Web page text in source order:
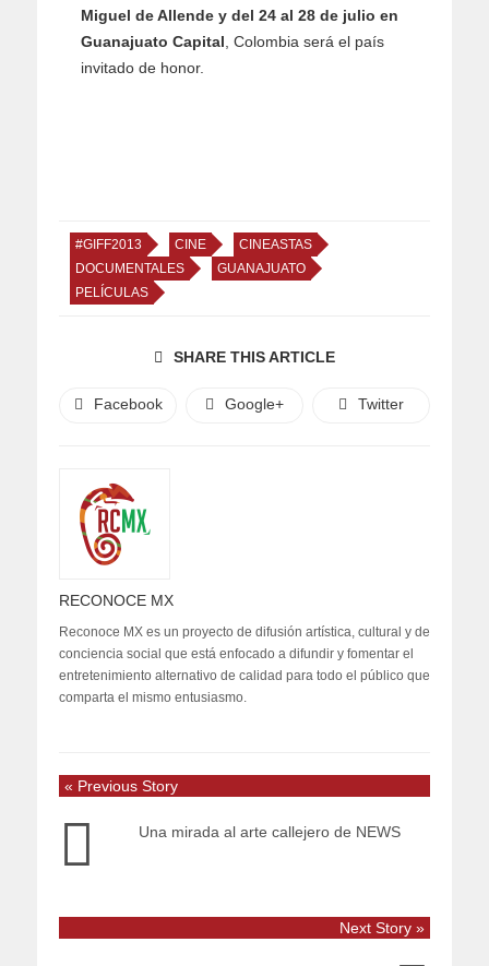
Miguel de Allende y del 24 al 28 de julio en
Guanajuato Capital , Colombia será el país
invitado de honor.
#GIFF2013 CINE
CINEASTAS
DOCUMENTALES
GUANAJUATO
PELÍCULAS
SHARE THIS ARTICLE
Facebook Google+ Twitter
RECONOCE MX
Reconoce MX es un proyecto de difusión artística, cultural y de
conciencia social que está enfocado a difundir y fomentar el
entretenimiento alternativo de calidad para todo el público que
comparta el mismo entusiasmo.
« Previous Story
Una mirada al arte callejero de NEWS
Next Story »